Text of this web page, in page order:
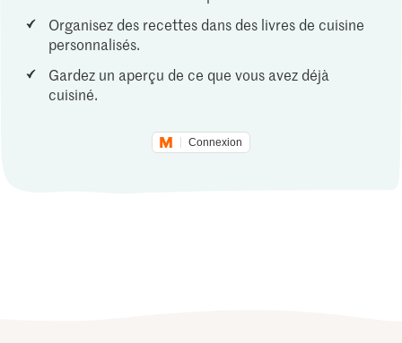
Organisez des recettes dans des livres de cuisine
personnalisés.
Gardez un aperçu de ce que vous avez déjà
cuisiné.
Connexion